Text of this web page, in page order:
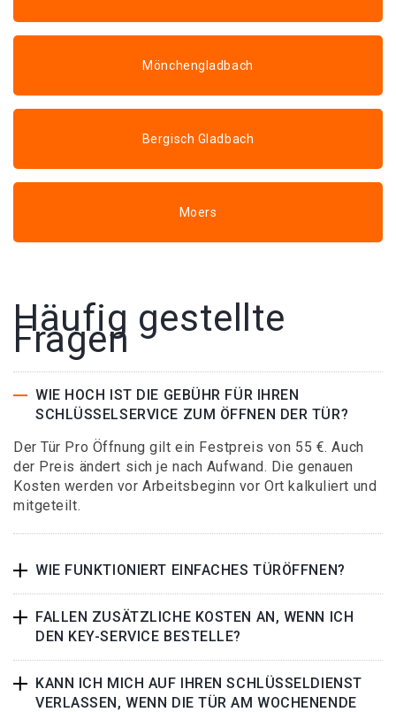
Mönchengladbach
Bergisch Gladbach
Moers
Häufig gestellte
Fragen
WIE HOCH IST DIE GEBÜHR FÜR IHREN
SCHLÜSSELSERVICE ZUM ÖFFNEN DER TÜR?
Der Tür Pro Öffnung gilt ein Festpreis von 55 €. Auch
der Preis ändert sich je nach Aufwand. Die genauen
Kosten werden vor Arbeitsbeginn vor Ort kalkuliert und
mitgeteilt.
WIE FUNKTIONIERT EINFACHES TÜRÖFFNEN?
FALLEN ZUSÄTZLICHE KOSTEN AN, WENN ICH
DEN KEY-SERVICE BESTELLE?
KANN ICH MICH AUF IHREN SCHLÜSSELDIENST
VERLASSEN, WENN DIE TÜR AM WOCHENENDE